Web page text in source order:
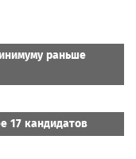
раньше
17 кандидатов